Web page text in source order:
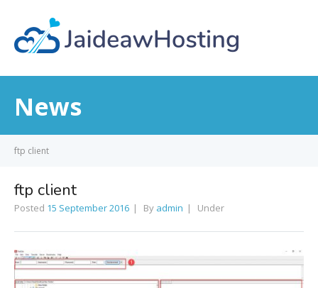
News
ftp client
ftp client
Posted 15 September 2016 By admin Under